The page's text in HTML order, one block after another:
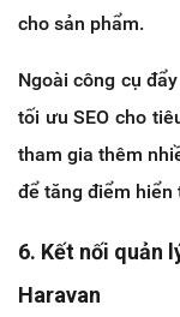
cho sản phẩm.
Ngoài công cụ
tối ưu SEO cho
tham gia thêm
để tăng điểm hiển
6. Kết nối quản
Haravan